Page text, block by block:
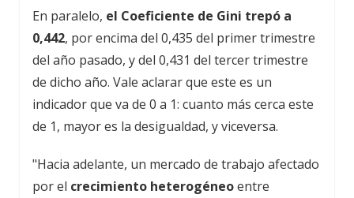
En paralelo, el Coeficiente de Gini trepó a
0,442, por encima del 0,435 del primer trimestre
del año pasado, y del 0,431 del tercer trimestre
de dicho año. Vale aclarar que este es un
indicador que va de 0 a 1: cuanto más cerca este
de 1, mayor es la desigualdad, y viceversa.
"Hacia adelante, un mercado de trabajo afectado
por el crecimiento heterogéneoentre